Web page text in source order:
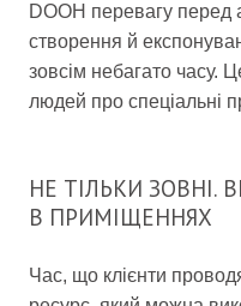
DOOH перевагу
створення й
зовсім небагато часу.
людей про спеціальні
НЕ ТІЛЬКИ ЗОВНІ.
В ПРИМІЩЕННЯХ
Час, що клієнти